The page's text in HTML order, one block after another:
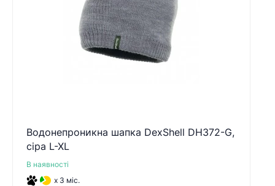
Водонепроникна шапка DexShell DH372-G,
сіра L-XL
В наявності
x 3 міс.